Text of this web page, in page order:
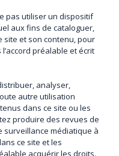
pas utiliser un dispositif
aux fins de cataloguer,
site et son contenu, pour
préalable et écrit
analyser,
autre utilisation
dans ce site ou les
produire des revues de
médiatique à
ce site et les
acquérir les droits.